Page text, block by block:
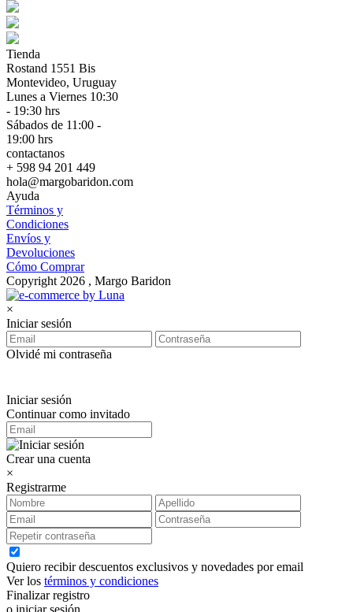
Tienda
Rostand 1551 Bis
Montevideo, Uruguay
Lunes a Viernes 10:30
- 19:30 hrs
Sábados de 11:00 -
19:00 hrs
contactanos
+ 598 94 201 449
hola@margobaridon.com
Ayuda
Términos y
Condiciones
Envíos y
Devoluciones
Cómo Comprar
Copyright 2026 , Margo Baridon
×
Iniciar sesión
Olvidé mi contraseña
Iniciar sesión
Continuar como invitado
Crear una cuenta
×
Registrarme
Quiero recibir descuentos exclusivos y novedades por email
Ver los términos y condiciones
Finalizar registro